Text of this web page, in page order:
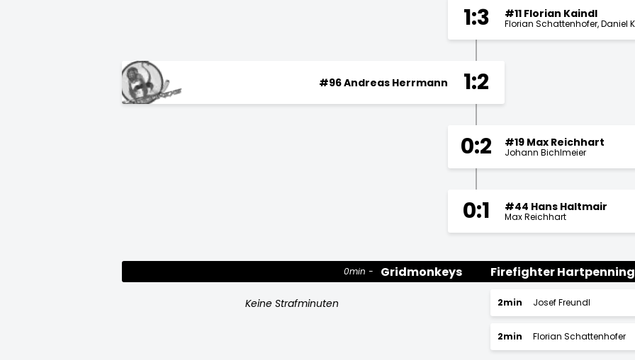
1:3 #11 Florian Kaindl
Florian Schattenhofer Daniel
1:2
#96 Andreas Herrmann
0:2 #19 Max Reichhart
Johann Bichlmeier
0:1 #44 Hans Haltmair
Max Reichhart
Gridmonkeys
0min
Keine Strafminuten
Firefighter Hartpenning
2min Josef Freundl
2min Florian Schattenhofer